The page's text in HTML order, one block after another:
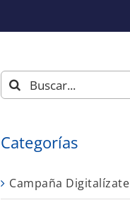
Buscar:
Categorías
Campaña Digitalízate